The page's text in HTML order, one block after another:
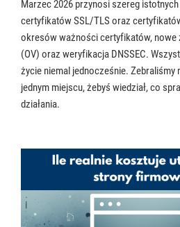
Marzec 2026 przynosi szereg
certyfikatów SSL/TLS oraz
okresów ważności certyfikatów, nowe
(OV) oraz weryfikacja DNSSEC.
życie niemal jednocześnie.
jednym miejscu, żebyś wiedział, co
działania.